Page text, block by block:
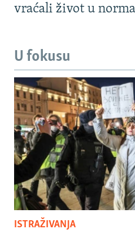
vraćali život u
U fokusu
ISTRAŽIVANJA